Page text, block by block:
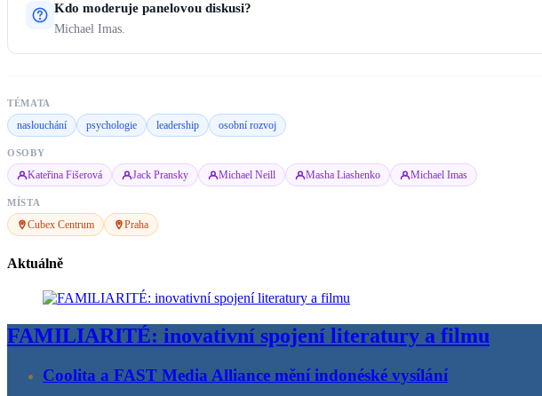
Kdo moderuje panelovou diskusi?
Michael Imas.
TÉMATA
naslouchání psychologie leadership osobní rozvoj
OSOBY
Kateřina Fišerová Jack Pransky Michael Neill Masha Liashenko Michael Imas
MÍSTA
Cubex Centrum Praha
Aktuálně
FAMILIARITÉ: inovativní spojení literatury a filmu
Coolita a FAST Media Alliance mění indonéské vysílání